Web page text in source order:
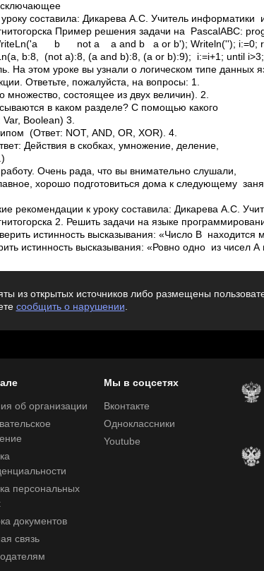
составила: Дикарева А.С. Учитель информатики
Пример решения задачи на PascalABC:
WriteLn('a b not a a and b a or b'); Writeln('­­­­­­­­­­­­­­­­­­­­­­­­­­­­­­­­­­­­­­­'); i:=0;
b:8, (not a):8, (a and b):8, (a or b):9); i:=i+1; until
На этом уроке вы узнали о логическом типе данных
Ответьте, пожалуйста, на вопросы: 1.
множество, состоящее из двух величин). 2.
в каком разделе? С помощью какого
Var, Boolean) 3.
(Ответ: NOT, AND, OR, XOR). 4.
Действия в скобках, умножение, деление,
Очень рада, что вы внимательно слушали,
хорошо подготовиться дома к следующему
рекомендации к уроку составила: Дикарева А.С.
2. Решить задачи на языке
истинность высказывания: «Число B находится
истинность высказывания: «Ровно одно из чисел A
из открытых источников либо размещены
сообщить о нарушении.
об организации
персональных
документов
связь
Мы в соцсетях
Вконтакте
Одноклассники
Youtube